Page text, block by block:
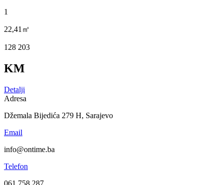
1
22,41㎡
128 203
KM
Detalji
Adresa
Džemala Bijedića 279 H, Sarajevo
Email
info@ontime.ba
Telefon
061 758 287